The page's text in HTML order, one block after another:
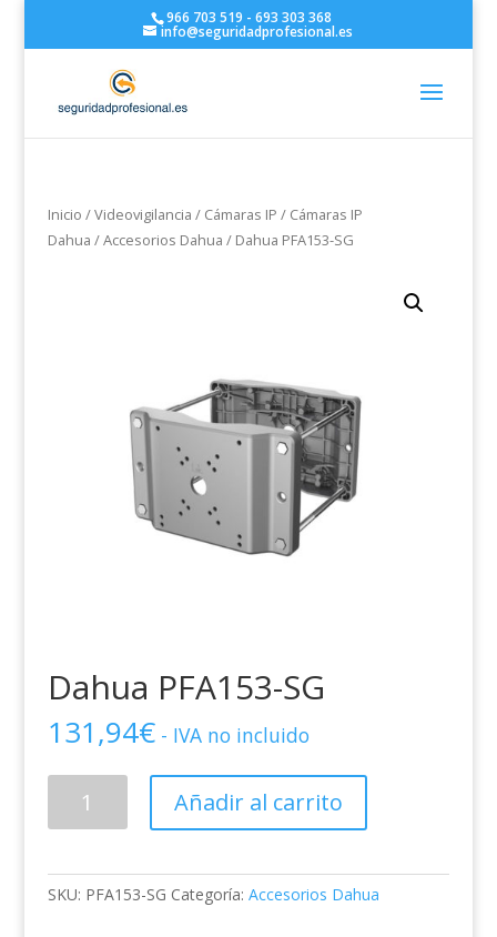
966 703 519 - 693 303 368
info@seguridadprofesional.es
Inicio /Videovigilancia / Cámaras IP / Cámaras IP
Dahua /Accesorios Dahua / Dahua PFA153-SG
Dahua PFA153-SG
131,94€ - IVA no incluido
PFA153-
Añadir al carrito
SKU: PFA153-SG Categoría: Accesorios Dahua